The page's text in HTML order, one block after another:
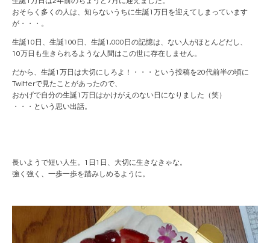
おそらく多くの人は、知らないうちに生誕1万日を迎えてしまっています
が・・・。
生誕10日、生誕100日、生誕1,000日の記憶は、ない人がほとんどだし、
10万日も生きられるような人間はこの世に存在しません。
だから、生誕1万日は大切にしろよ！・・・という投稿を20代前半の頃に
Twitterで見たことがあったので、
おかげで自分の生誕1万日はかけがえのない日になりました（笑）
・・・という思い出話。
長いようで短い人生。1日1日、大切に生きなきゃな。
強く強く、一歩一歩を踏みしめるように。